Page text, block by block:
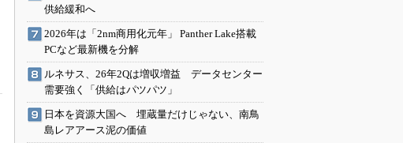
供給緩和へ
2026年は「2nm商用化元年」 Panther Lake搭載
PCなど最新機を分解
ルネサス、26年2Qは増収増益 データセンター
需要強く「供給はパツパツ」
日本を資源大国へ 埋蔵量だけじゃない、南鳥
島レアアース泥の価値